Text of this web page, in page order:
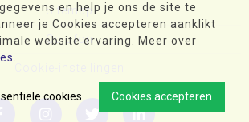
en help je ons de site te
je Cookies accepteren aanklikt
website ervaring. Meer over
Cookies accepteren
cookies
Sitemap
Colofon